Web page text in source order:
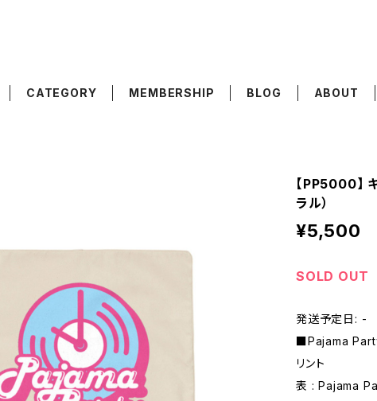
CATEGORY MEMBERSHIP BLOG ABOUT
【PP5000】
ラル）
¥5,500
SOLD OUT
発送予定日: -
■Pajama
リント
表 : Pajama